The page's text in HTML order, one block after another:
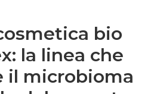
bio
la linea che
il microbioma